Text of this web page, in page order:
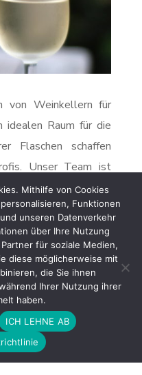
von Weinkellern für
idealen Raum für die
Flaschen schaffen
Unser Team ist
maßgeschneiderter
dabei Faktoren wie
Luftfeuchtigkeit und
Umgebung zu
Optionen zur
sowie
dass
perfekt konserviert
Fachwissen, um
Mithilfe von Cookies
Funktionen
unseren Datenverkehr
über Ihre Nutzung
für soziale Medien,
diese möglicherweise mit
die Sie ihnen
Ihrer Nutzung ihrer
haben.
ICH LEHNE AB